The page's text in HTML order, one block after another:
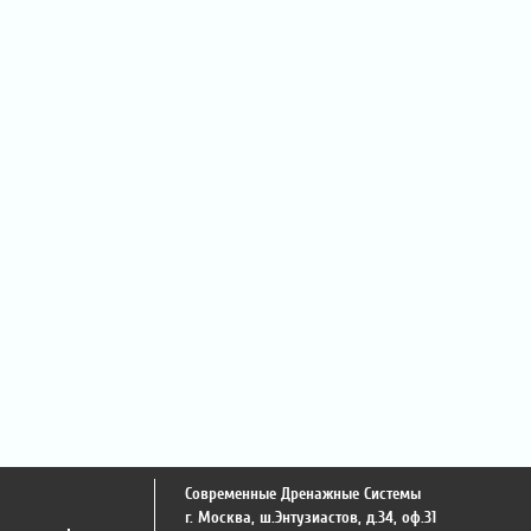
Современные Дренажные Системы
г. Москва, ш.Энтузиастов, д.34, оф.31